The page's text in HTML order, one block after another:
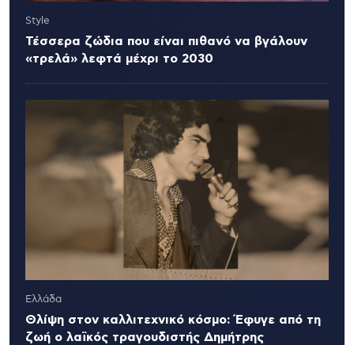
Style
Τέσσερα ζώδια που είναι πιθανό να βγάλουν
«τρελά» λεφτά μέχρι το 2030
Ελλάδα
Θλίψη στον καλλιτεχνικό κόσμο: Έφυγε από τη
ζωή ο λαϊκός τραγουδιστής Δημήτρης